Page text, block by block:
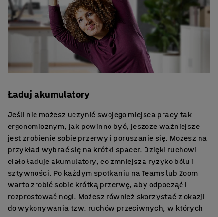
Ładuj akumulatory
Jeśli nie możesz uczynić swojego miejsca pracy tak
ergonomicznym, jak powinno być, jeszcze ważniejsze
jest zrobienie sobie przerwy i poruszanie się. Możesz na
przykład wybrać się na krótki spacer. Dzięki ruchowi
ciało ładuje akumulatory, co zmniejsza ryzyko bólu i
sztywności. Po każdym spotkaniu na Teams lub Zoom
warto zrobić sobie krótką przerwę, aby odpocząć i
rozprostować nogi. Możesz również skorzystać z okazji
do wykonywania tzw. ruchów przeciwnych, w których